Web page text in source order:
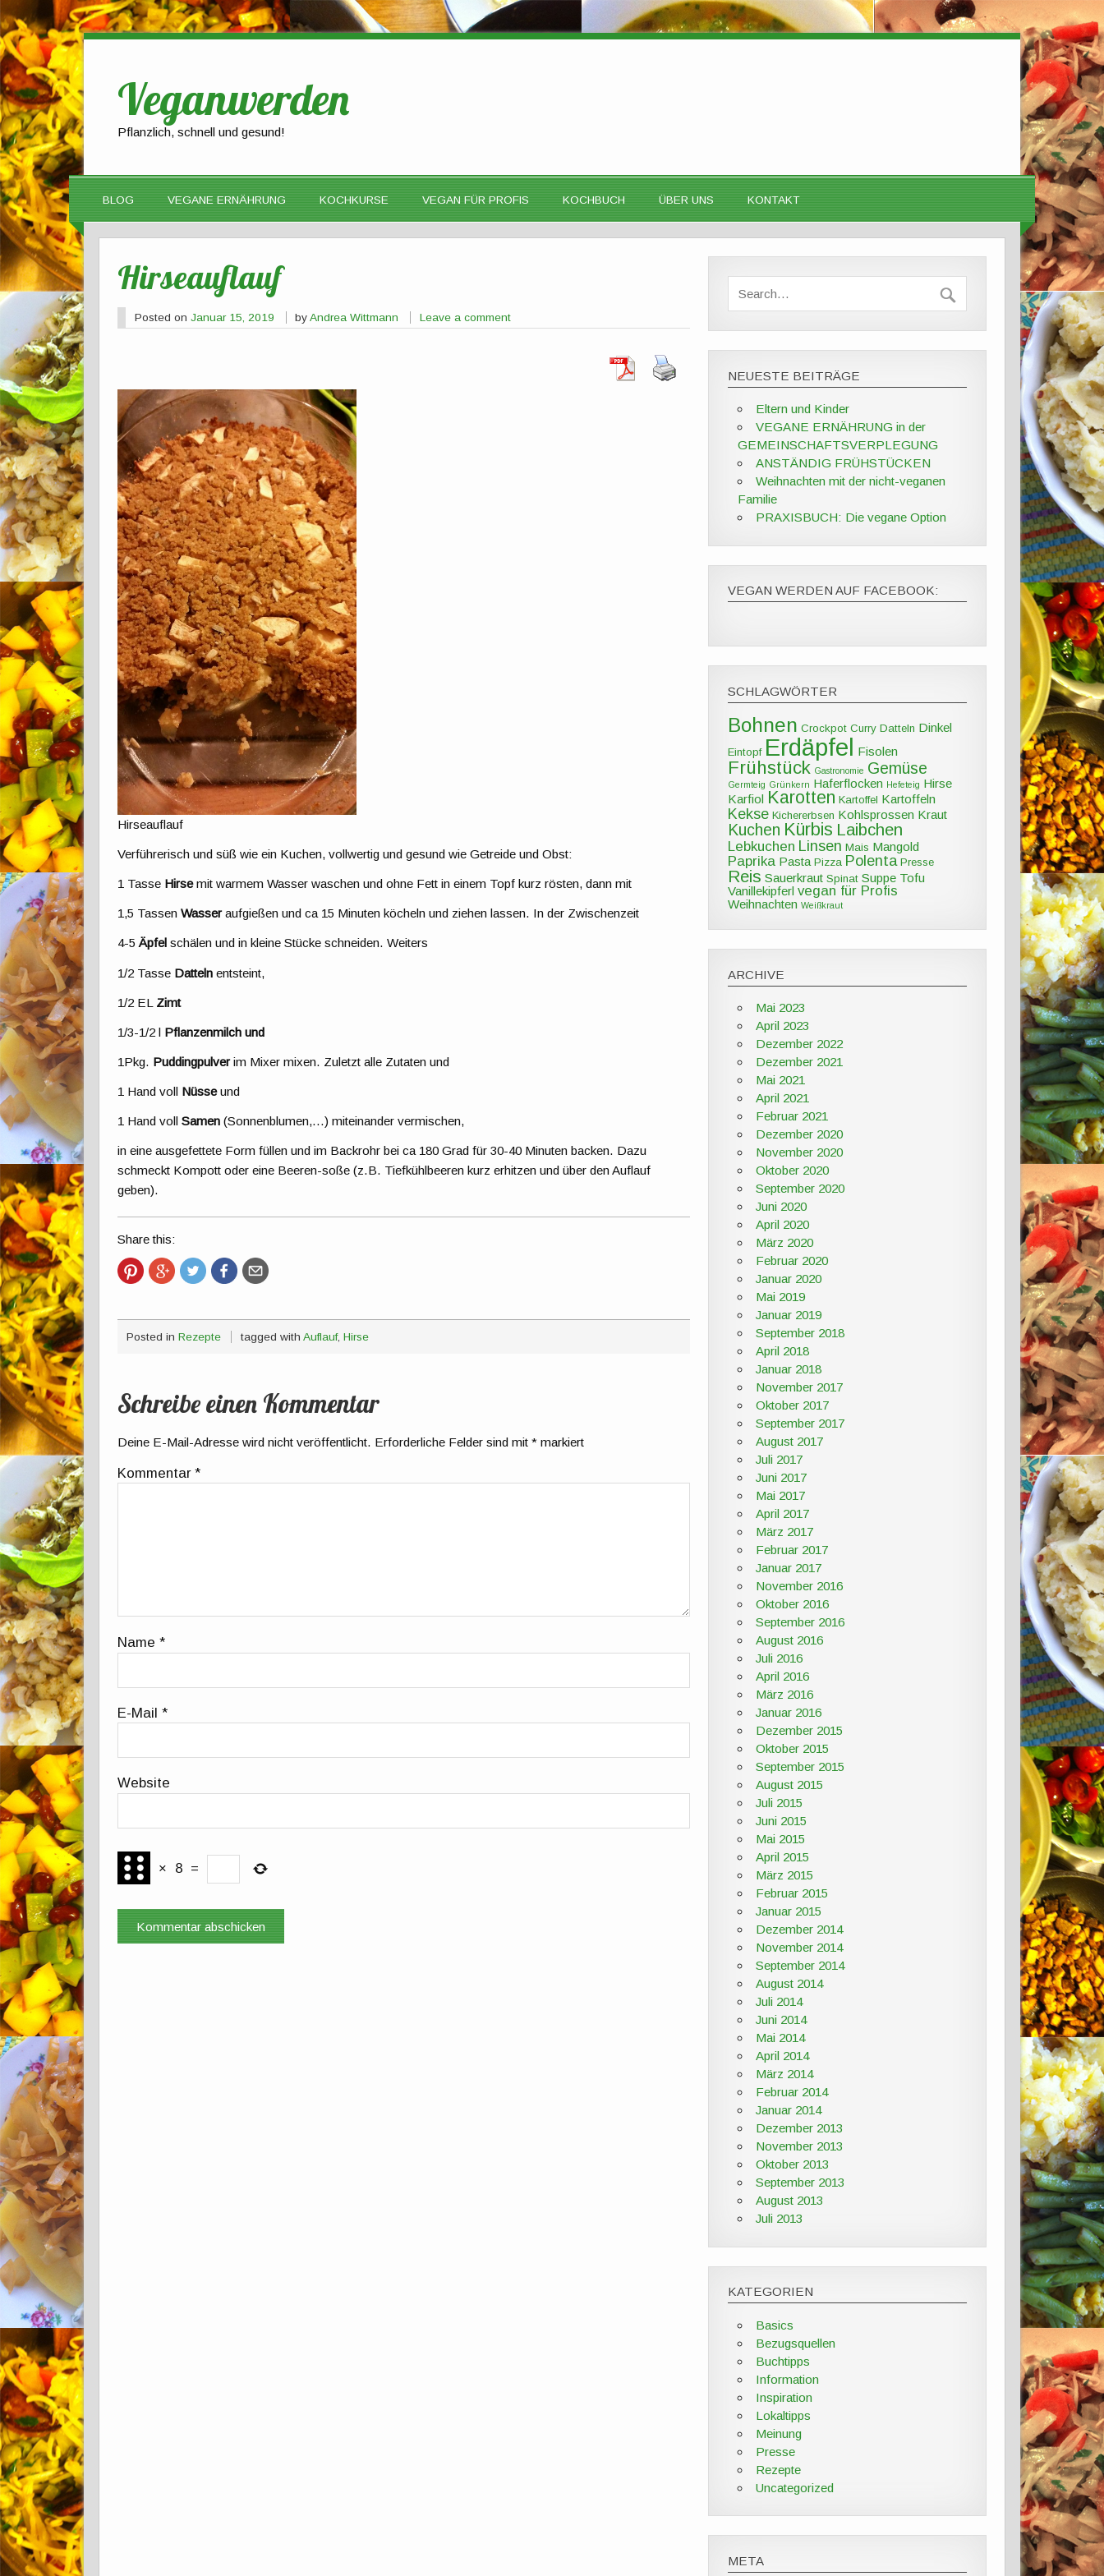
Veganwerden
Pflanzlich, schnell und gesund!
BLOG VEGANE ERNÄHRUNG KOCHKURSE VEGAN FÜR PROFIS KOCHBUCH ÜBER UNS KONTAKT
Hirseauflauf
Posted on Januar 15, 2019 byAndrea Wittmann Leave a comment
Hirseauflauf
Verführerisch und süß wie ein Kuchen, vollwertig und gesund wie Getreide und Obst:
1 Tasse Hirsemit warmem Wasser waschen und ohne Fett in einem Topf kurz rösten, dann mit
1,5 TassenWasseraufgießen und ca 15 Minuten köcheln und ziehen lassen. In der Zwischenzeit
4-5Äpfelschälen und in kleine Stücke schneiden. Weiters
1/2 Tasse Datteln entsteint,
1/2 EL Zimt
1/3-1/2 l Pflanzenmilch und
1Pkg. Puddingpulverim Mixer mixen. Zuletzt alle Zutaten und
1 Hand voll Nüsseund
1 Hand voll Samen(Sonnenblumen,…) miteinander vermischen,
in eine ausgefettete Form füllen und im Backrohr bei ca 180 Grad für 30-40 Minuten backen. Dazu
schmeckt Kompott oder eine Beeren-soße (z.B. Tiefkühlbeeren kurz erhitzen und über den Auflauf
geben).
Share this:
Posted in Rezepte tagged withAuflauf,Hirse
Schreibe einen Kommentar
Deine E-Mail-Adresse wird nicht veröffentlicht. Erforderliche Felder sind mit* markiert
Kommentar*
Name*
E-Mail*
Website
× 8 =
NEUESTE BEITRÄGE
Eltern und Kinder
VEGANE ERNÄHRUNG in der
GEMEINSCHAFTSVERPLEGUNG
ANSTÄNDIG FRÜHSTÜCKEN
Weihnachten mit der nicht-veganen
Familie
PRAXISBUCH: Die vegane Option
VEGAN WERDEN AUF FACEBOOK:
SCHLAGWÖRTER
Bohnen Crockpot Curry Datteln Dinkel
Eintopf Erdäpfel Fisolen
Frühstück Gastronomie Gemüse
Germteig Grünkern Haferflocken Hefeteig Hirse
Karfiol Karotten Kartoffel Kartoffeln
Kekse Kichererbsen Kohlsprossen Kraut
Kuchen Kürbis Laibchen
Lebkuchen Linsen Mais Mangold
Paprika Pasta Pizza Polenta Presse
Reis Sauerkraut Spinat Suppe Tofu
Vanillekipferl vegan für Profis
Weihnachten Weißkraut
ARCHIVE
Mai 2023
April 2023
Dezember 2022
Dezember 2021
Mai 2021
April 2021
Februar 2021
Dezember 2020
November 2020
Oktober 2020
September 2020
Juni 2020
April 2020
März 2020
Februar 2020
Januar 2020
Mai 2019
Januar 2019
September 2018
April 2018
Januar 2018
November 2017
Oktober 2017
September 2017
August 2017
Juli 2017
Juni 2017
Mai 2017
April 2017
März 2017
Februar 2017
Januar 2017
November 2016
Oktober 2016
September 2016
August 2016
Juli 2016
April 2016
März 2016
Januar 2016
Dezember 2015
Oktober 2015
September 2015
August 2015
Juli 2015
Juni 2015
Mai 2015
April 2015
März 2015
Februar 2015
Januar 2015
Dezember 2014
November 2014
September 2014
August 2014
Juli 2014
Juni 2014
Mai 2014
April 2014
März 2014
Februar 2014
Januar 2014
Dezember 2013
November 2013
Oktober 2013
September 2013
August 2013
Juli 2013
KATEGORIEN
Basics
Bezugsquellen
Buchtipps
Information
Inspiration
Lokaltipps
Meinung
Presse
Rezepte
Uncategorized
META